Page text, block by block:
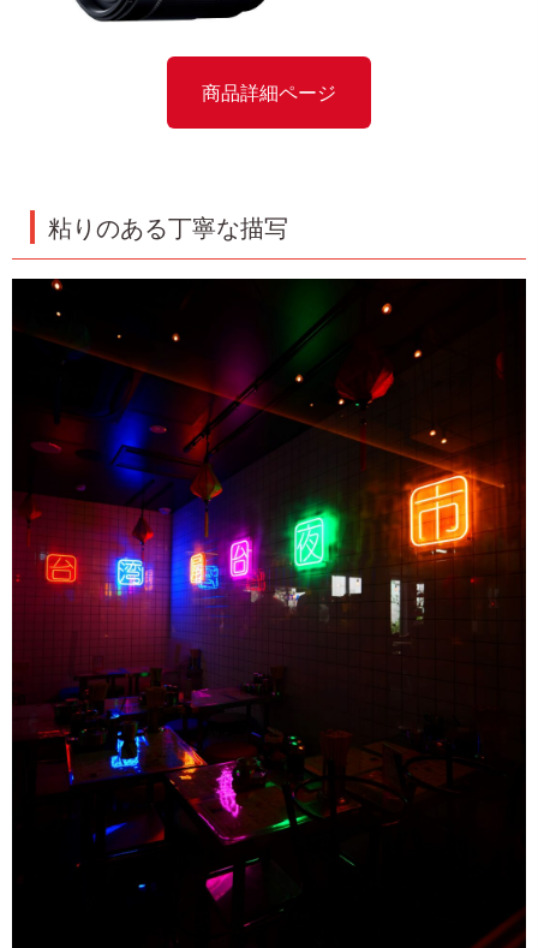
商品詳細ページ
粘りのある丁寧な描写